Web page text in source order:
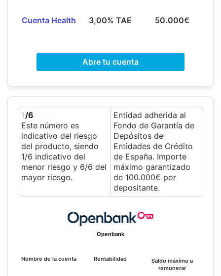
Cuenta Health 3,00% TAE 50.000€
Abre tu cuenta
1/6
Este número es
indicativo del riesgo
del producto, siendo
1/6 indicativo del
menor riesgo y 6/6 del
mayor riesgo.
Entidad adherida al
Fondo de Garantía de
Depósitos de
Entidades de Crédito
de España. Importe
máximo garantizado
de 100.000€ por
depositante.
Openbank
Nombre de la cuenta Rentabilidad
Saldo máximo a
remunerar